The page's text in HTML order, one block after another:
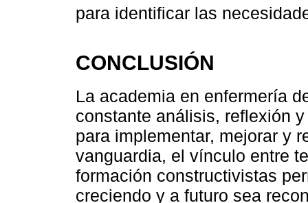
para identificar las
CONCLUSIÓN
La academia en enfermería
constante análisis, reflexión
para implementar, mejorar y
vanguardia, el vínculo entre
formación constructivistas
creciendo y a futuro sea